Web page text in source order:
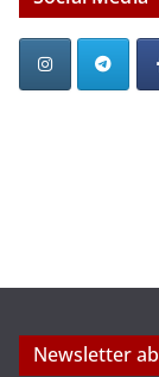
Newsletter